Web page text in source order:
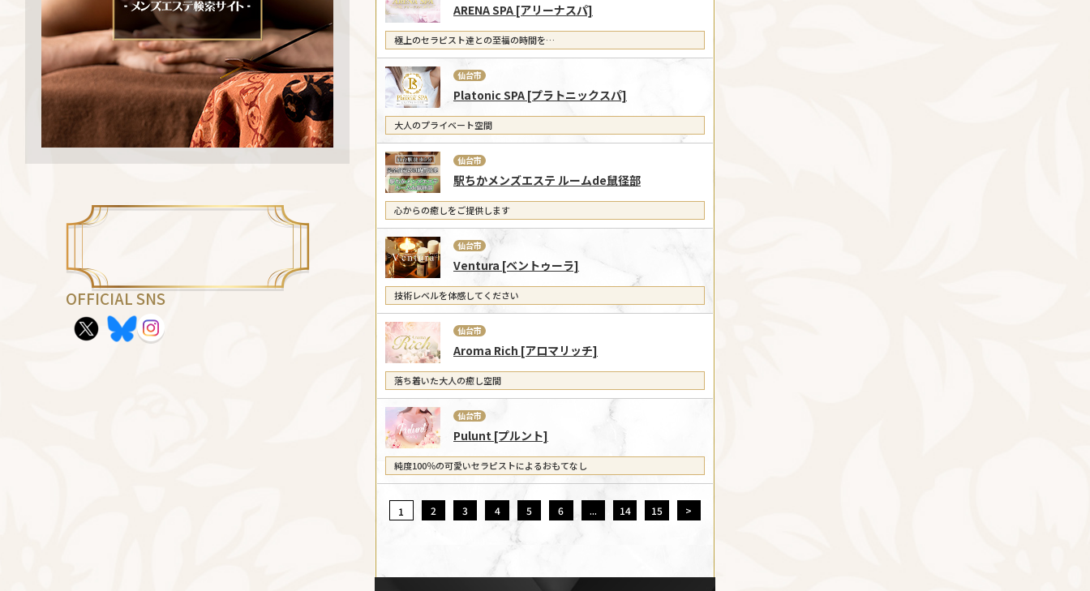
OFFICIAL SNS
ARENA SPA [アリーナスパ]
極上のセラピスト達との至福の時間を…
仙台市
Platonic SPA [プラトニックスパ]
大人のプライベート空間
仙台市
駅ちかメンズエステ ルームde鼠径部
心からの癒しをご提供します
仙台市
Ventura [ベントゥーラ]
技術レベルを体感してください
仙台市
Aroma Rich [アロマリッチ]
落ち着いた大人の癒し空間
仙台市
Pulunt [プルント]
純度100％の可愛いセラピストによるおもてなし
1 2 3 4 5 6 ... 14 15 >